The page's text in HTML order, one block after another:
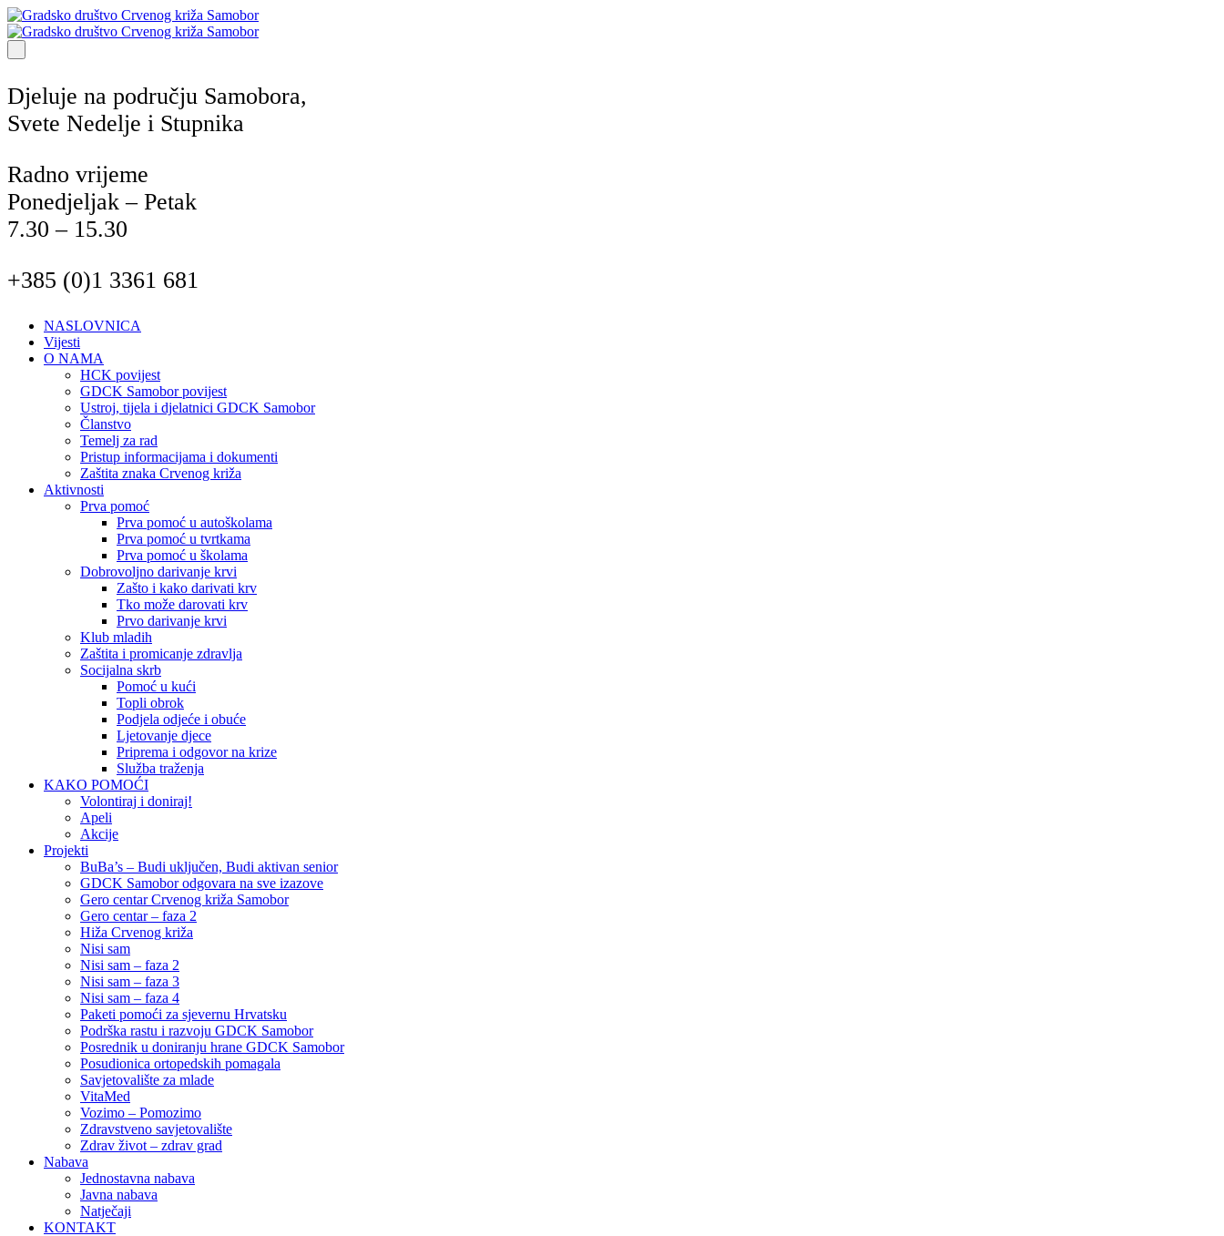
Djeluje na području Samobora,
Svete Nedelje i Stupnika
Radno vrijeme
Ponedjeljak – Petak
7.30 – 15.30
+385 (0)1 3361 681
NASLOVNICA
Vijesti
O NAMA
HCK povijest
GDCK Samobor povijest
Ustroj, tijela i djelatnici GDCK Samobor
Članstvo
Temelj za rad
Pristup informacijama i dokumenti
Zaštita znaka Crvenog križa
Aktivnosti
Prva pomoć
Prva pomoć u autoškolama
Prva pomoć u tvrtkama
Prva pomoć u školama
Dobrovoljno darivanje krvi
Zašto i kako darivati krv
Tko može darovati krv
Prvo darivanje krvi
Klub mladih
Zaštita i promicanje zdravlja
Socijalna skrb
Pomoć u kući
Topli obrok
Podjela odjeće i obuće
Ljetovanje djece
Priprema i odgovor na krize
Služba traženja
KAKO POMOĆI
Volontiraj i doniraj!
Apeli
Akcije
Projekti
BuBa’s – Budi uključen, Budi aktivan senior
GDCK Samobor odgovara na sve izazove
Gero centar Crvenog križa Samobor
Gero centar – faza 2
Hiža Crvenog križa
Nisi sam
Nisi sam – faza 2
Nisi sam – faza 3
Nisi sam – faza 4
Paketi pomoći za sjevernu Hrvatsku
Podrška rastu i razvoju GDCK Samobor
Posrednik u doniranju hrane GDCK Samobor
Posudionica ortopedskih pomagala
Savjetovalište za mlade
VitaMed
Vozimo – Pomozimo
Zdravstveno savjetovalište
Zdrav život – zdrav grad
Nabava
Jednostavna nabava
Javna nabava
Natječaji
KONTAKT